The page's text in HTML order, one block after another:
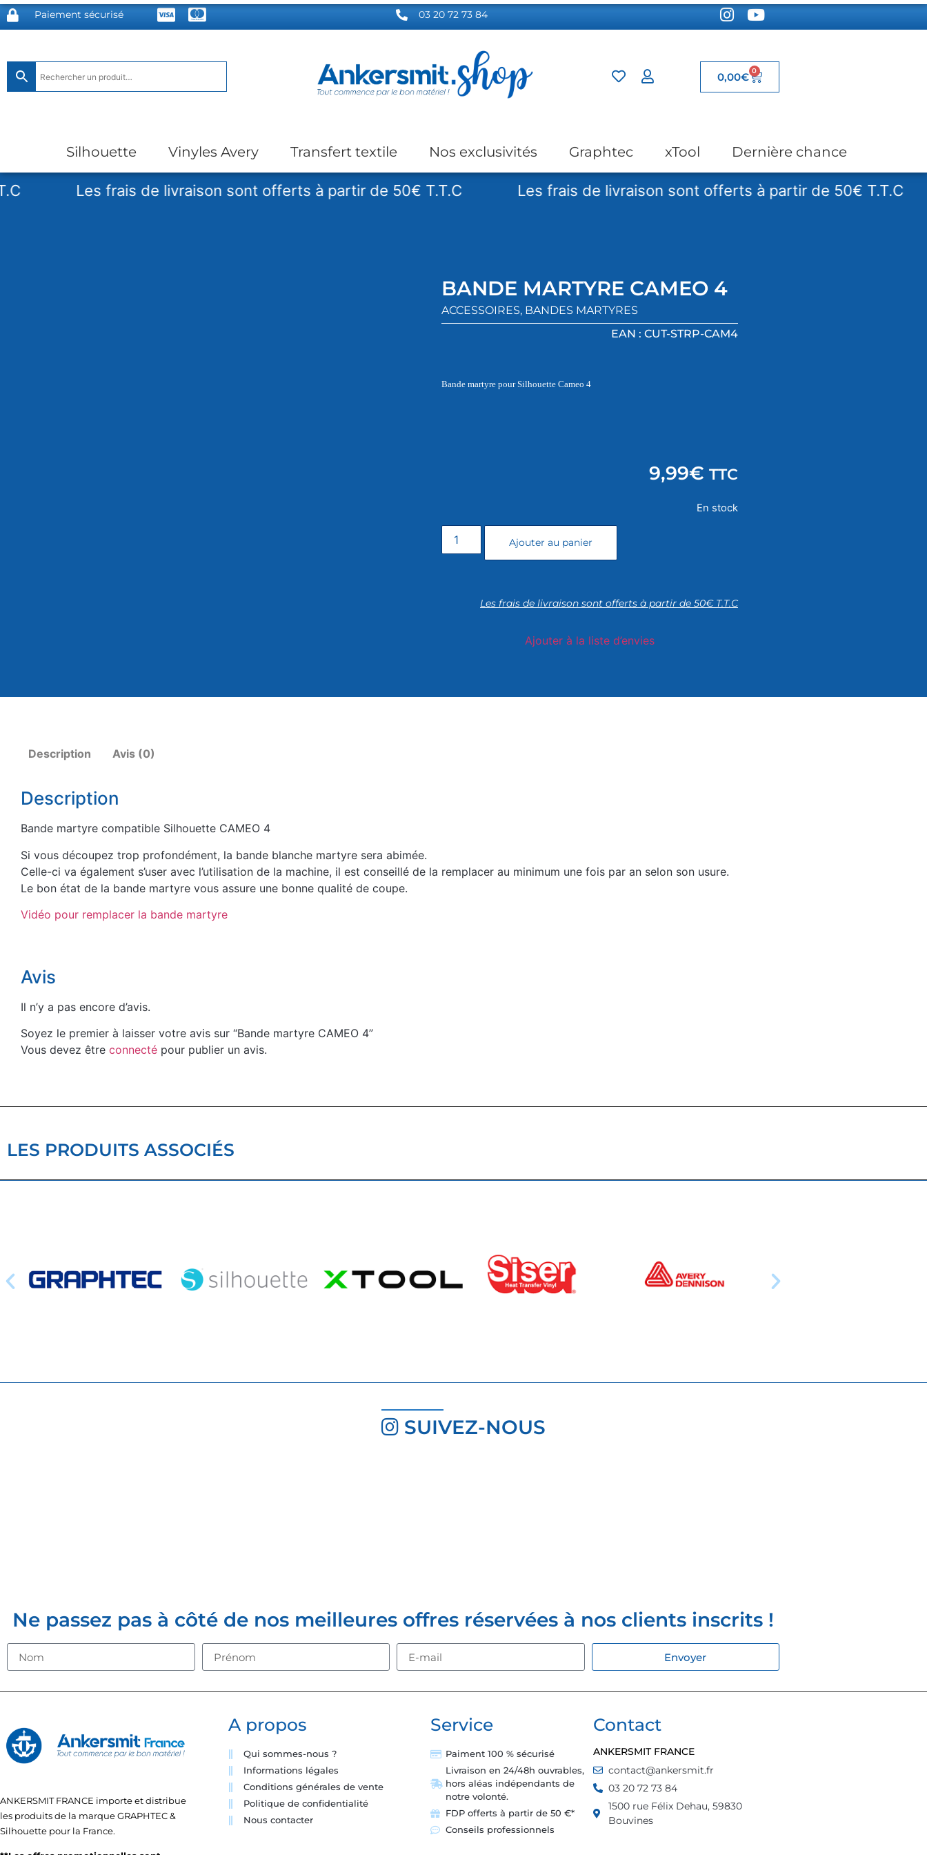
Paiement sécurisé 03 20 72 73 84
0,00€ 0
Silhouette Vinyles Avery Transfert textile Nos exclusivités Graphtec xTool Dernière chance
Les frais de livraison sont offerts à partir de 50€ T.T.C Les frais de livraison sont offerts à partir de 50€ T.T.C
BANDE MARTYRE CAMEO 4
ACCESSOIRES, BANDES MARTYRES
EAN : CUT-STRP-CAM4
Bande martyre pour Silhouette Cameo 4
9,99€ TTC
En stock
Ajouter au panier
Les frais de livraison sont offerts à partir de 50€ T.T.C
Ajouter à la liste d’envies
Description Avis (0)
Description
Bande martyre compatible Silhouette CAMEO 4
Si vous découpez trop profondément, la bande blanche martyre sera abimée.
Celle-ci va également s’user avec l’utilisation de la machine, il est conseillé de la remplacer au minimum une fois par an selon son usure.
Le bon état de la bande martyre vous assure une bonne qualité de coupe.
Vidéo pour remplacer la bande martyre
Avis
Il n’y a pas encore d’avis.
Soyez le premier à laisser votre avis sur “Bande martyre CAMEO 4”
Vous devez être connecté pour publier un avis.
LES PRODUITS ASSOCIÉS
SUIVEZ-NOUS
Ne passez pas à côté de nos meilleures offres réservées à nos clients inscrits !
Envoyer
ANKERSMIT FRANCE importe et distribue
les produits de la marque GRAPHTEC &
Silhouette pour la France.
A propos
Qui sommes-nous ?
Informations légales
Conditions générales de vente
Politique de confidentialité
Nous contacter
Service
Paiment 100 % sécurisé
Livraison en 24/48h ouvrables,
hors aléas indépendants de
notre volonté.
FDP offerts à partir de 50 €*
Conseils professionnels
Contact
ANKERSMIT FRANCE
contact@ankersmit.fr
03 20 72 73 84
1500 rue Félix Dehau, 59830
Bouvines